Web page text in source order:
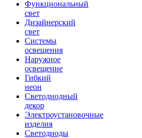
Функциональный
свет
Дизайнерский
свет
Системы
освещения
Наружное
освещение
Гибкий
неон
Светодиодный
декор
Электроустановочные
изделия
Светодиоды